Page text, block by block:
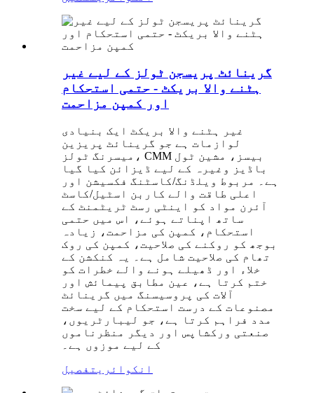
گرینائٹ پریسجن ٹولز کے لیے غیر
ہٹنے والا بریکٹ - حتمی استحکام
اور کمپن مزاحمت
غیر ہٹنے والا بریکٹ ایک بنیادی
لوازمات ہے جو گرینائٹ پریزین
میسرنگ ٹولز، CMM بیسز، مشین ٹول
باڈیز وغیرہ کے لیے ڈیزائن کیا گیا
ہے۔ مربوط ویلڈنگ/کاسٹنگ فکسیشن اور
اعلی طاقت والے کاربن اسٹیل/کاسٹ
آئرن مواد کو اینٹی رسٹ ٹریٹمنٹ کے
ساتھ اپناتے ہوئے، اس میں حتمی
استحکام، کمپن کی مزاحمت، زیادہ
بوجھ کو روکنے کی صلاحیت، کمپن کی روک
تھام کی صلاحیت شامل ہے۔ یہ کنکشن کے
خلاء اور ڈھیلے ہونے والے خطرات کو
ختم کرتا ہے، عین مطابق پیمائش اور
آلات کی پروسیسنگ میں گرینائٹ
مصنوعات کے درست استحکام کے لیے سخت
مدد فراہم کرتا ہے، جو لیبارٹریوں،
صنعتی ورکشاپس اور دیگر منظرناموں
کے لیے موزوں ہے۔
انکوائری تفصیل